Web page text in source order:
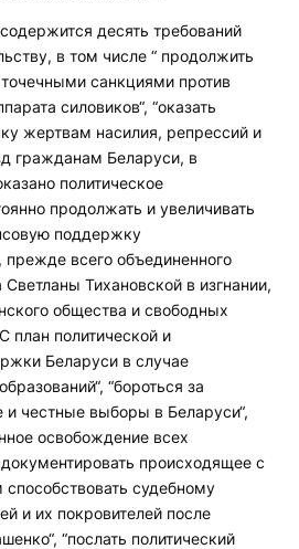
десять требований
в том числе “ продолжить
санкциями против
силовиков“, “оказать
жертвам насилия, репрессий и
гражданам Беларуси, в
политическое
продолжать и увеличивать
поддержку
прежде всего объединенного
Светланы Тихановской в изгнании,
общества и свободных
план политической и
Беларуси в случае
“бороться за
честные выборы в Беларуси“,
освобождение всех
происходящее с
судебному
и их покровителей после
“послать политический